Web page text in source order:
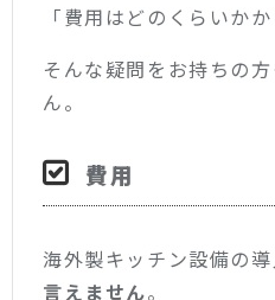
「費用はどのくらいか
そんな疑問をお持ちの
ん。
費用
海外製キッチン設備の導
言えません。